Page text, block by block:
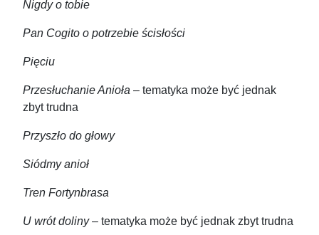
Nigdy o tobie
Pan Cogito o potrzebie ścisłości
Pięciu
Przesłuchanie Anioła – tematyka może być jednak
zbyt trudna
Przyszło do głowy
Siódmy anioł
Tren Fortynbrasa
U wrót doliny– tematyka może być jednak zbyt trudna